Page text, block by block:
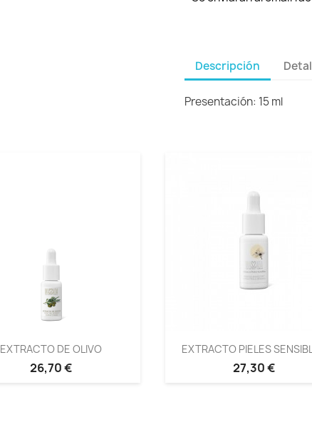
Descripción
Presentación: 15 ml
EXTRACTO DE OLIVO
26,70 €
EXTRACTO PIELES
27,30 €